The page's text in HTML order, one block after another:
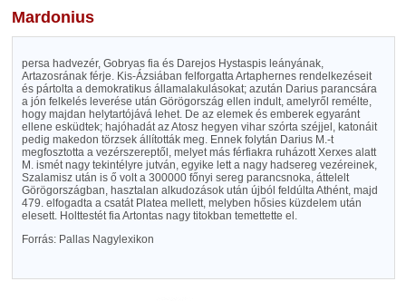
Mardonius
persa hadvezér, Gobryas fia és Darejos Hystaspis leányának,
Artazosrának férje. Kis-Ázsiában felforgatta Artaphernes rendelkezéseit
és pártolta a demokratikus államalakulásokat; azután Darius parancsára
a jón felkelés leverése után Görögország ellen indult, amelyről remélte,
hogy majdan helytartójává lehet. De az elemek és emberek egyaránt
ellene esküdtek; hajóhadát az Atosz hegyen vihar szórta széjjel, katonáit
pedig makedon törzsek állították meg. Ennek folytán Darius M.-t
megfosztotta a vezérszereptől, melyet más férfiakra ruházott Xerxes alatt
M. ismét nagy tekintélyre jutván, egyike lett a nagy hadsereg vezéreinek,
Szalamisz után is ő volt a 300000 főnyi sereg parancsnoka, áttelelt
Görögországban, hasztalan alkudozások után újból feldúlta Athént, majd
479. elfogadta a csatát Platea mellett, melyben hősies küzdelem után
elesett. Holttestét fia Artontas nagy titokban temettette el.
Forrás: Pallas Nagylexikon